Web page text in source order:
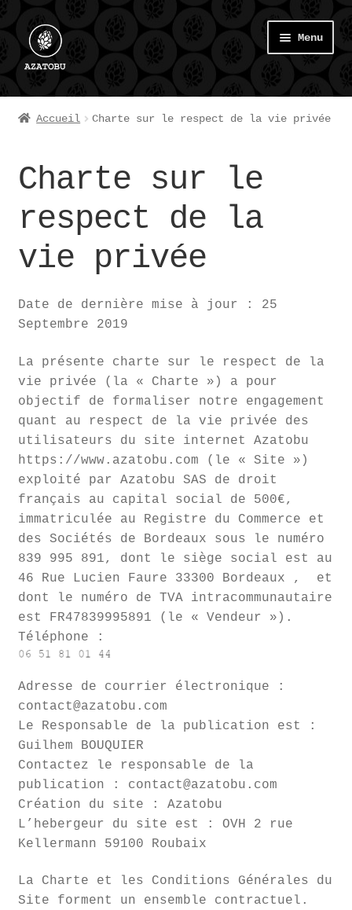
Aller
la
Aller
au
contenu
Menu
La Mission
La Brasserie
Mon compte
Accueil Charte sur le respect de la vie privée
Charte sur le
respect de la
vie privée
Date de dernière mise à jour : 25
Septembre 2019
La présente charte sur le respect de la
vie privée (la « Charte ») a pour
objectif de formaliser notre engagement
quant au respect de la vie privée des
utilisateurs du site internet Azatobu
https://www.azatobu.com (le « Site »)
exploité par Azatobu SAS de droit
français au capital social de 500€,
immatriculée au Registre du Commerce et
des Sociétés de Bordeaux sous le numéro
839 995 891, dont le siège social est au
46 Rue Lucien Faure 33300 Bordeaux , et
dont le numéro de TVA intracommunautaire
est FR47839995891 (le « Vendeur »).
Téléphone :
Adresse de courrier électronique :
contact@azatobu.com
Le Responsable de la publication est :
Guilhem BOUQUIER
Contactez le responsable de la
publication : contact@azatobu.com
Création du site : Azatobu
L’hebergeur du site est : OVH 2 rue
Kellermann 59100 Roubaix
La Charte et les Conditions Générales du
Site forment un ensemble contractuel.